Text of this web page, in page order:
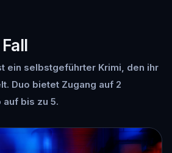
ein selbstgeführter Krimi, den ihr
Duo bietet Zugang auf 2
bis zu 5.